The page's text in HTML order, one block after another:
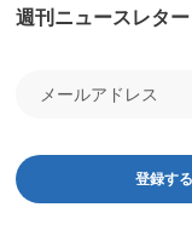
週刊ニュースレター
登録する